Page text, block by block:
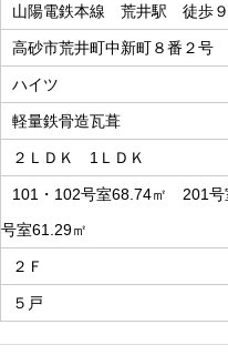
山陽電鉄本線 荒井駅 徒歩
高砂市荒井町中新町８番２号
ハイツ
軽量鉄骨造瓦葺
２ＬＤＫ 1ＬＤＫ
101・102号室68.74㎡ 201
号室61.29㎡
２Ｆ
５戸